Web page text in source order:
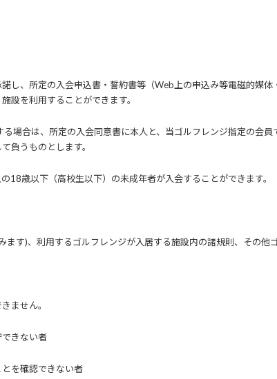
し、所定の入会申込書・誓約書等（Web上の申込み等電磁的媒
設を利用することができます。
場合は、所定の入会同意書に本人と、当ゴルフレンジ指定の会
負うものとします。
18歳以下（高校生以下）の未成年者が入会することができます。
す)、利用するゴルフレンジが入居する施設内の諸規則、その他
ません。
きない者
を確認できない者